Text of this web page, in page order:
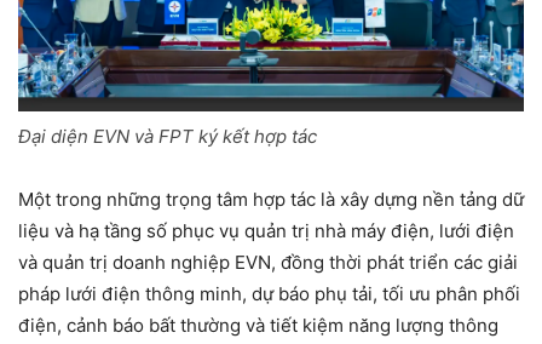
Đại diện EVN và FPT ký kết hợp tác
Một trong những trọng tâm hợp tác là xây dựng nền tảng dữ
liệu và hạ tầng số phục vụ quản trị nhà máy điện, lưới điện
và quản trị doanh nghiệp EVN, đồng thời phát triển các giải
pháp lưới điện thông minh, dự báo phụ tải, tối ưu phân phối
điện, cảnh báo bất thường và tiết kiệm năng lượng thông